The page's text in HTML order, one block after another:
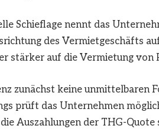
Schieflage nennt das
des Vermietgeschäfts
stärker auf die Vermietung von
zunächst keine unmittelbaren
prüft das Unternehmen
Auszahlungen der THG-